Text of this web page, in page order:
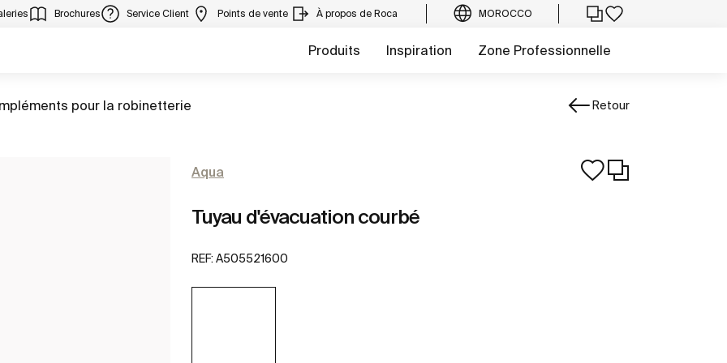
Brochures Service Client Points de vente À propos de Roca MOROCCO
Produits Inspiration Zone Professionnelle
à pour la robinetterie Retour
Aqua
Tuyau d'évacuation courbé
REF: A505521600